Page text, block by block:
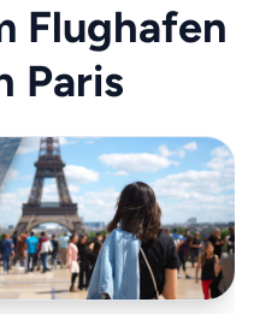
Flughafen
Paris